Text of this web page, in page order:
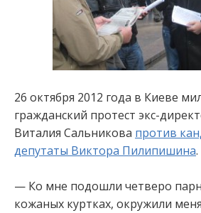
26 октября 2012 года в Киеве
гражданский протест экс-
Виталия Сальникова против
депутаты Виктора Пилипишина.
— Ко мне подошли четверо
кожаных куртках, окружили